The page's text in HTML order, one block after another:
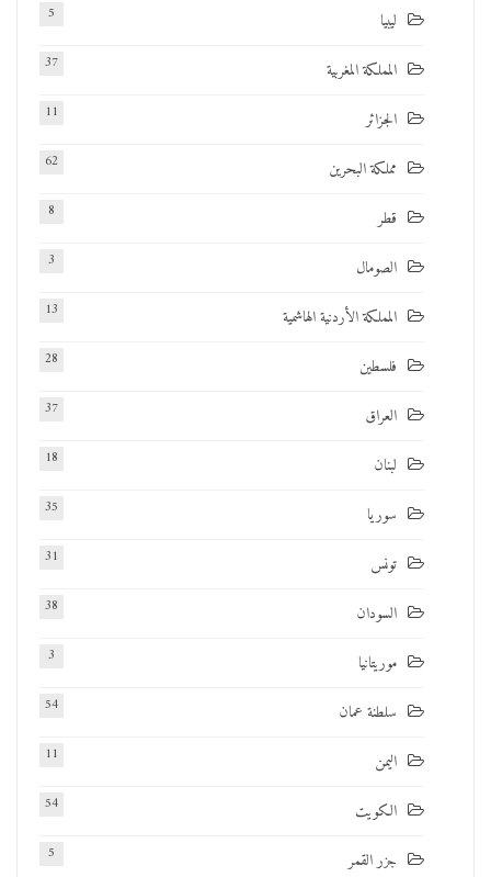
ليبيا 5
المملكة المغربية 37
الجزائر 11
مملكة البحرين 62
قطر 8
الصومال 3
المملكة الأردنية الهاشمية 13
فلسطين 28
العراق 37
لبنان 18
سوريا 35
تونس 31
السودان 38
موريتانيا 3
سلطنة عمان 54
اليمن 11
الكويت 54
جزر القمر 5